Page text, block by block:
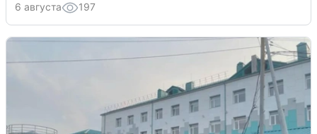
6 августа 197